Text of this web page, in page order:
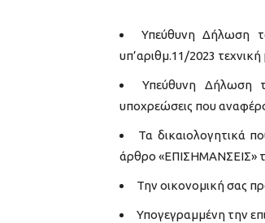
Υπεύθυνη Δήλωση
υπ’αριθμ.11/2023 τεχνική
Υπεύθυνη Δήλωση
υποχρεώσεις που
Τα δικαιολογητικά
άρθρο «ΕΠΙΣΗΜΑΝΣΕΙΣ»
Την οικονομική σας
Υπογεγραμμένη την